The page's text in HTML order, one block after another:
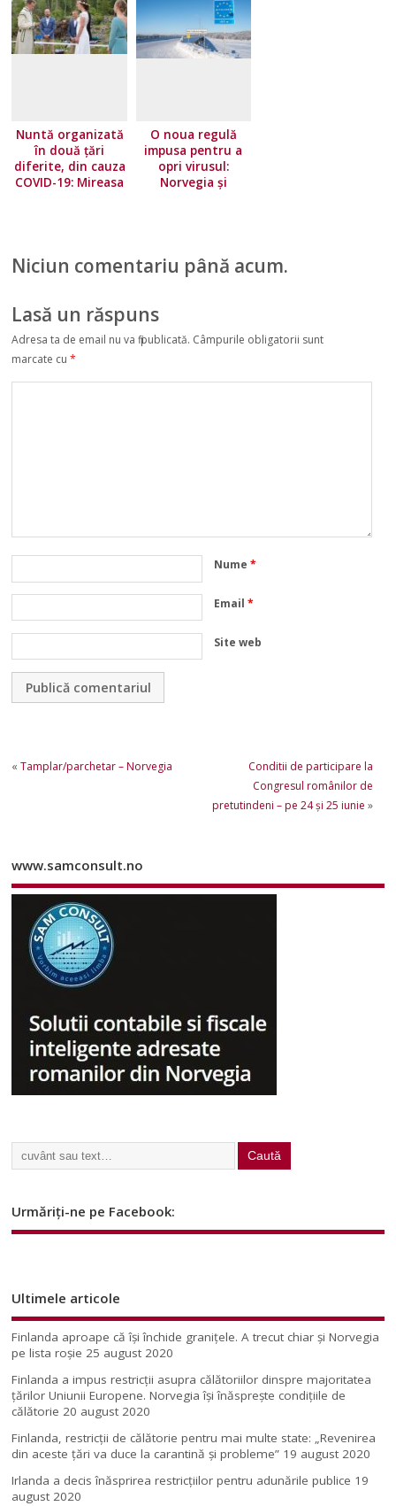
Nuntă organizată
în două țări
diferite, din cauza
COVID-19: Mireasa
O noua regulă
impusa pentru a
opri virusul:
Norvegia și
Niciun comentariu până acum.
Lasă un răspuns
Adresa ta de email nu va fi publicată. Câmpurile obligatorii sunt
marcate cu*
Nume*
Email*
Site web
«Tamplar/parchetar – Norvegia
Conditii de participare la
Congresul românilor de
pretutindeni – pe 24 şi 25 iunie »
www.samconsult.no
Urmăriți-ne pe Facebook:
Ultimele articole
Finlanda aproape că își închide granițele. A trecut chiar și Norvegia
pe lista roșie 25 august 2020
Finlanda a impus restricţii asupra călătoriilor dinspre majoritatea
ţărilor Uniunii Europene. Norvegia își înăsprește condițiile de
călătorie 20 august 2020
Finlanda, restricţii de călătorie pentru mai multe state: „Revenirea
din aceste ţări va duce la carantină şi probleme” 19 august 2020
Irlanda a decis înăsprirea restricțiilor pentru adunările publice 19
august 2020